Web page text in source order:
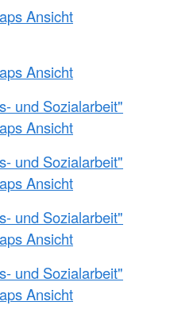
Ansicht
Ansicht
und Sozialarbeit"
Ansicht
und Sozialarbeit"
Ansicht
und Sozialarbeit"
Ansicht
und Sozialarbeit"
Ansicht